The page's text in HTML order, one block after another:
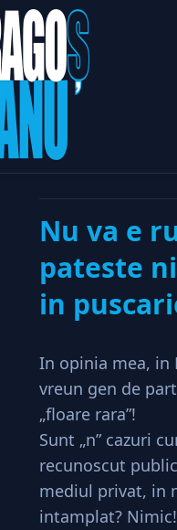
Home
Nu va e
pateste
in
In opinia mea, in
vreun gen de
„floare rara”!
Sunt „n” cazuri
recunoscut
mediul privat, in
intamplat?